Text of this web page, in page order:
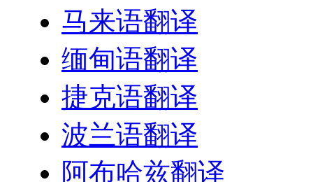
马来语翻译
缅甸语翻译
捷克语翻译
波兰语翻译
阿布哈兹翻译